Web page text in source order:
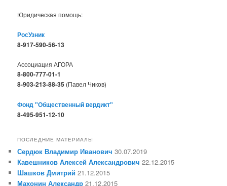
Юридическая помощь:
РосУзник
8-917-590-56-13
Ассоциация АГОРА
8-800-777-01-1
8-903-213-88-35 (Павел Чиков)
Фонд "Общественный вердикт"
8-495-951-12-10
ПОСЛЕДНИЕ МАТЕРИАЛЫ
Сердюк Владимир Иванович 30.07.2019
Кавешников Алексей Александрович 22.12.2015
Шашков Дмитрий 21.12.2015
Махонин Александр 21.12.2015